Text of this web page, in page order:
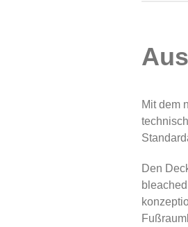
Mit dem
Den